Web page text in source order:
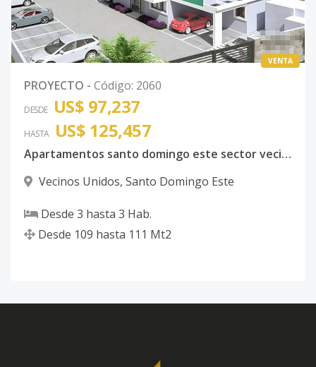
VENTA
PROYECTO - Código: 2060
DESDE US$ 97,237
HASTA US$ 125,457
Apartamentos santo domingo este sector vecinos unidos
Vecinos Unidos, Santo Domingo Este
Desde 3 hasta 3 Hab.
Desde 109 hasta 111 Mt2